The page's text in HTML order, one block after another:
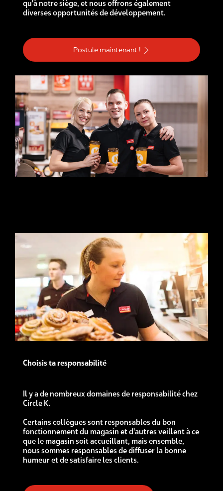
qu'à notre siège, et nous offrons également
diverses opportunités de développement.
Postule maintenant !
Choisis ta responsabilité
Il y a de nombreux domaines de responsabilité chez
Circle K.
Certains collègues sont responsables du bon
fonctionnement du magasin et d'autres veillent à ce
que le magasin soit accueillant, mais ensemble,
nous sommes responsables de diffuser la bonne
humeur et de satisfaire les clients.